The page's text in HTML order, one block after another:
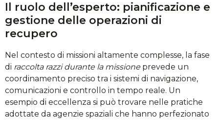
Il ruolo dell’esperto: pianificazione e
gestione delle operazioni di
recupero
Nel contesto di missioni altamente complesse, la fase
di raccolta razzi durante la missioneprevede un
coordinamento preciso tra i sistemi di navigazione,
comunicazioni e controllo in tempo reale. Un
esempio di eccellenza si può trovare nelle pratiche
adottate da agenzie spaziali che hanno perfezionato